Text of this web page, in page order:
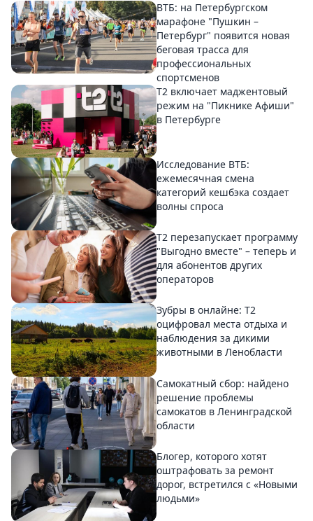
ВТБ: на Петербургском
марафоне "Пушкин –
Петербург" появится новая
беговая трасса для
профессиональных
спортсменов
Т2 включает маджентовый
режим на "Пикнике Афиши"
в Петербурге
Исследование ВТБ:
ежемесячная смена
категорий кешбэка создает
волны спроса
Т2 перезапускает программу
"Выгодно вместе" – теперь и
для абонентов других
операторов
Зубры в онлайне: Т2
оцифровал места отдыха и
наблюдения за дикими
животными в Ленобласти
Самокатный сбор: найдено
решение проблемы
самокатов в Ленинградской
области
Блогер, которого хотят
оштрафовать за ремонт
дорог, встретился с «Новыми
людьми»